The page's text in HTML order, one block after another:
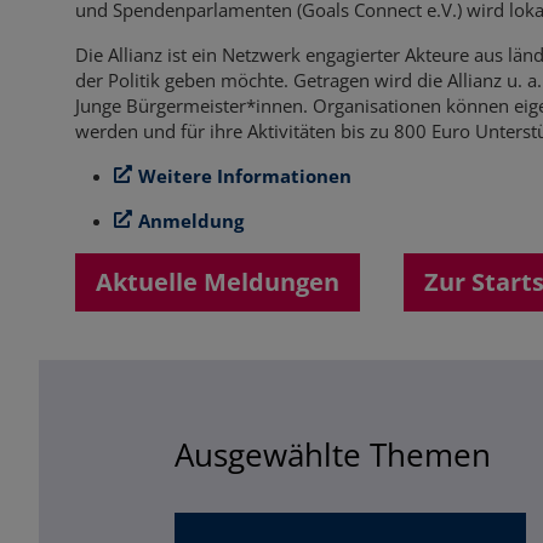
und Spendenparlamenten (Goals Connect e.V.) wird
Die Allianz ist ein Netzwerk engagierter Akteure aus
der Politik geben möchte. Getragen wird die Allianz u.
Junge Bürgermeister*innen. Organisationen können
werden und für ihre Aktivitäten bis zu 800 Euro
Weitere Informationen
Anmeldung
Aktuelle Meldungen Zur
Ausgewählte Themen